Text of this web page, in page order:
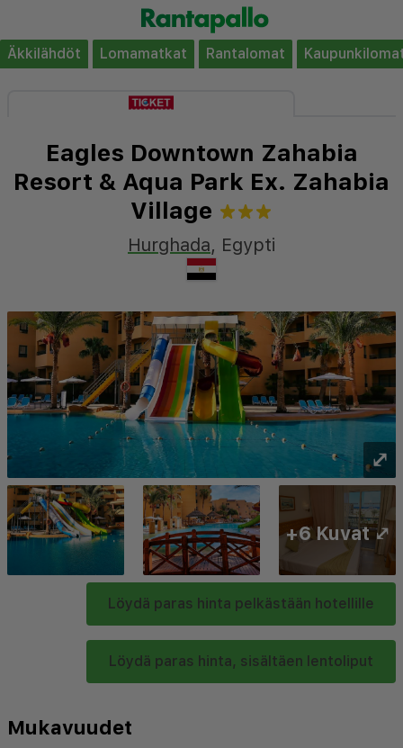
Äkkilähdöt Lomamatkat Rantalomat
Eagles Downtown Zahabia
Resort & Aqua Park Ex. Zahabia
Village
Hurghada, Egypti
⤢
Löydä paras hinta pelkästään hotellille
Löydä paras hinta, sisältäen lentoliput
+6 Kuvat ⤢
Mukavuudet